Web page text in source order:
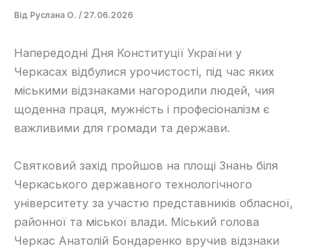
Від Руслана О. / 27.06.2026
Напередодні Дня Конституції України у
Черкасах відбулися урочистості, під час яких
міськими відзнаками нагородили людей, чия
щоденна праця, мужність і професіоналізм є
важливими для громади та держави.
Святковий захід пройшов на площі Знань біля
Черкаського державного технологічного
університету за участю представників обласної,
районної та міської влади. Міський голова
Черкас Анатолій Бондаренко вручив відзнаки